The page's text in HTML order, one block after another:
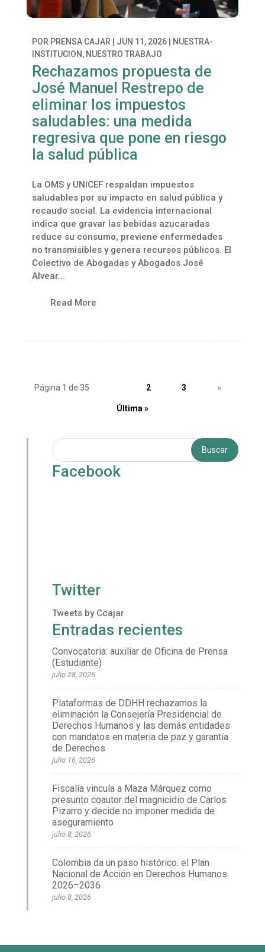
POR PRENSA CAJAR JUN 11, 2026|
NUESTRA-
INSTITUCION, NUESTRO TRABAJO
Rechazamos propuesta de
José Manuel Restrepo de
eliminar los impuestos
saludables: una medida
regresiva que pone en riesgo
la salud pública
La OMS y UNICEF respaldan impuestos
saludables por su impacto en salud pública y
recaudo social. La evidencia internacional
indica que gravar las bebidas azucaradas
reduce su consumo, previene enfermedades
no transmisibles y genera recursos públicos. El
Colectivo de Abogadas y Abogados José
Alvear...
Read More
Página 1 de 35 2 3 »
Última »
Facebook
Twitter
Tweets by Ccajar
Entradas recientes
Convocatoria: auxiliar de Oficina de Prensa
(Estudiante)
julio 28, 2026
Plataformas de DDHH rechazamos la
eliminación la Consejería Presidencial de
Derechos Humanos y las demás entidades
con mandatos en materia de paz y garantía
de Derechos
julio 16, 2026
Fiscalía vincula a Maza Márquez como
presunto coautor del magnicidio de Carlos
Pizarro y decide no imponer medida de
aseguramiento
julio 8, 2026
Colombia da un paso histórico: el Plan
Nacional de Acción en Derechos Humanos
2026–2036
julio 8, 2026